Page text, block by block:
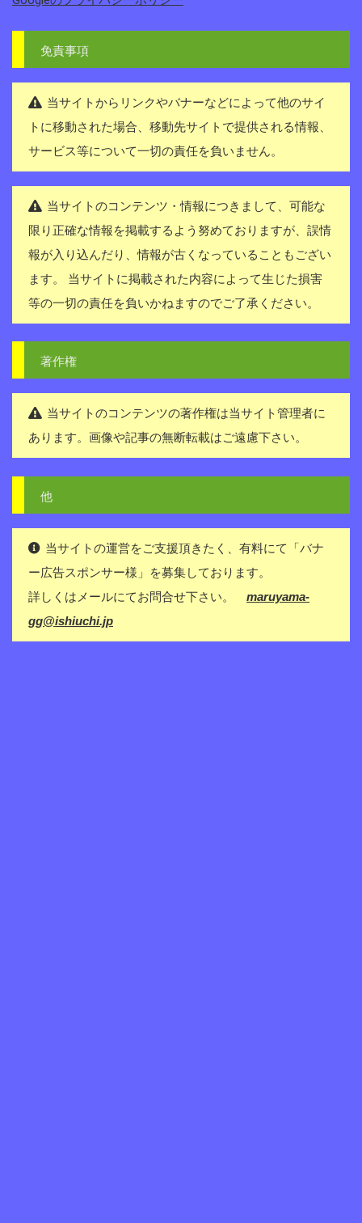
免責事項
当サイトからリンクやバナーなどによって他のサイ
トに移動された場合、移動先サイトで提供される情報、
サービス等について一切の責任を負いません。
当サイトのコンテンツ・情報につきまして、可能な
限り正確な情報を掲載するよう努めておりますが、誤情
報が入り込んだり、情報が古くなっていることもござい
ます。 当サイトに掲載された内容によって生じた損害
等の一切の責任を負いかねますのでご了承ください。
著作権
当サイトのコンテンツの著作権は当サイト管理者に
あります。画像や記事の無断転載はご遠慮下さい。
他
当サイトの運営をご支援頂きたく、有料にて「バナ
ー広告スポンサー様」を募集しております。
詳しくはメールにてお問合せ下さい。 maruyama-
gg@ishiuchi.jp